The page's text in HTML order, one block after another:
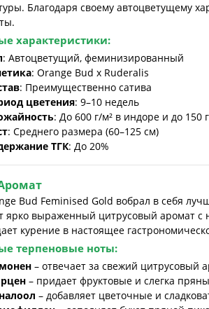
Благодаря своему автоцветущему
характеристики:
: Автоцветущий, феминизированный
: Orange Bud x Ruderalis
: Преимущественно сатива
цветения: 9–10 недель
: До 600 г/м² в индоре и до 150
: Среднего размера (60–125 см)
ТГК: До 20%
Bud Feminised Gold вобрал в себя
ярко выраженный цитрусовый аромат с
курение в настоящее
терпеновые ноты:
– отвечает за свежий цитрусовый
– придает фруктовые и слегка
– добавляет цветочные и